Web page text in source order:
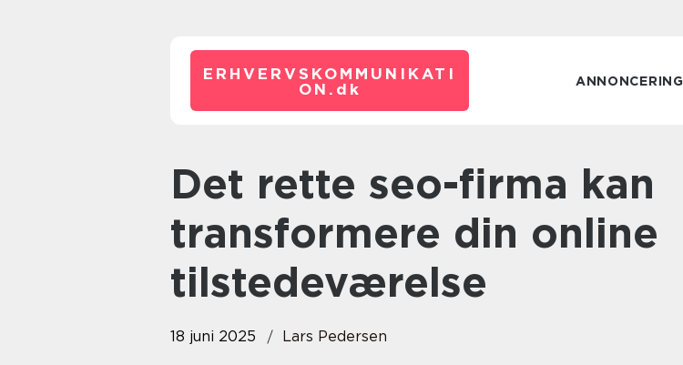
ERHVERVSKOMMUNIKATI
ON. dk ANNONCERING
Det rette seo-firma kan
transformere din online
tilstedeværelse
18 juni 2025 Lars Pedersen